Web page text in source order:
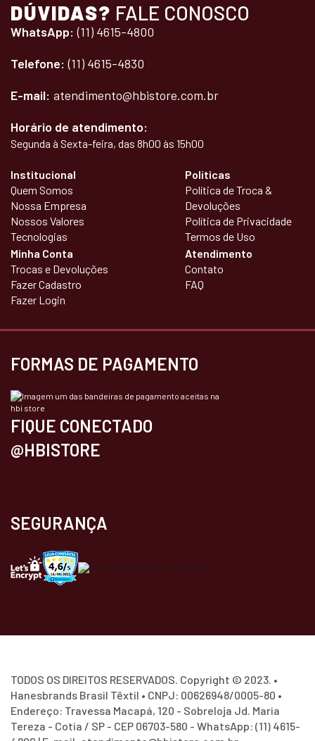
DÚVIDAS? FALE CONOSCO
WhatsApp: (11) 4615-4800
Telefone: (11) 4615-4830
E-mail: atendimento@hbistore.com.br
Horário de atendimento:
Segunda à Sexta-feira, das 8h00 às 15h00
Institucional
Quem Somos
Nossa Empresa
Nossos Valores
Tecnologias
Políticas
Política de Troca &
Devoluções
Política de Privacidade
Termos de Uso
Minha Conta
Trocas e Devoluções
Fazer Cadastro
Fazer Login
Atendimento
Contato
FAQ
FORMAS DE PAGAMENTO
FIQUE CONECTADO
@HBISTORE
SEGURANÇA
TODOS OS DIREITOS RESERVADOS. Copyright © 2023. •
Hanesbrands Brasil Têxtil • CNPJ: 00626948/0005-80 •
Endereço: Travessa Macapá, 120 - Sobreloja Jd. Maria
Tereza - Cotia / SP - CEP 06703-580 - WhatsApp: (11) 4615-